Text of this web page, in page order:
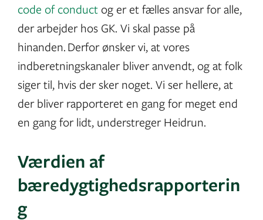
code of conduct og er et fælles ansvar for alle,
der arbejder hos GK. Vi skal passe på
hinanden. Derfor ønsker vi, at vores
indberetningskanaler bliver anvendt, og at folk
siger til, hvis der sker noget. Vi ser hellere, at
der bliver rapporteret en gang for meget end
en gang for lidt, understreger Heidrun.
Værdien af
bæredygtighedsrapporterin
g